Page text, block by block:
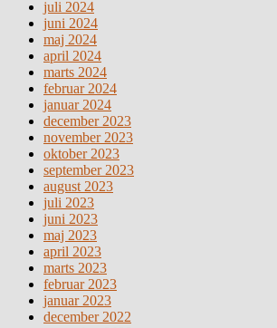
juli 2024
juni 2024
maj 2024
april 2024
marts 2024
februar 2024
januar 2024
december 2023
november 2023
oktober 2023
september 2023
august 2023
juli 2023
juni 2023
maj 2023
april 2023
marts 2023
februar 2023
januar 2023
december 2022